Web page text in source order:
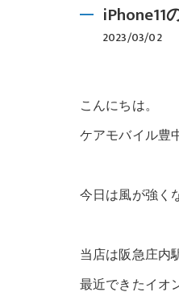
2023/03/02
こんにちは。
ケアモバイル豊
今日は風が強く
当店は阪急庄内
最近できたイオ